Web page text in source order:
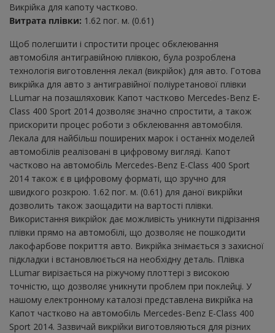
Викрійка для капоту частково.
Витрата плівки: 1.62 пог. м. (0.61)
Щоб полегшити і спростити процес обклеювання
автомобіля антигравійною плівкою, була розроблена
технологія виготовлення лекал (викрійок) для авто. Готова
викрійка для авто з антигравійної поліуретанової плівки
LLumar на позашляховик Капот частково Mercedes-Benz E-
Class 400 Sport 2014 дозволяє значно спростити, а також
прискорити процес роботи з обклеювання автомобіля.
Лекала для найбільш поширених марок і останніх моделей
автомобілів реалізовані в цифровому вигляді. Капот
частково на автомобіль Mercedes-Benz E-Class 400 Sport
2014 також є в цифровому форматі, що зручно для
швидкого розкрою. 1.62 пог. м. (0.61) для даної викрійки
дозволить також заощадити на вартості плівки.
Використання викрійок дає можливість уникнути підрізання
плівки прямо на автомобілі, що дозволяє не пошкодити
лакофарбове покриття авто. Викрійка знімається з захисної
підкладки і встановлюється на необхідну деталь. Плівка
LLumar вирізається на ріжучому плоттері з високою
точністю, що дозволяє уникнути проблем при поклейці. У
нашому електронному каталозі представлена ​​викрійка на
Капот частково на автомобіль Mercedes-Benz E-Class 400
Sport 2014. Зазвичай викрійки виготовляються для різних